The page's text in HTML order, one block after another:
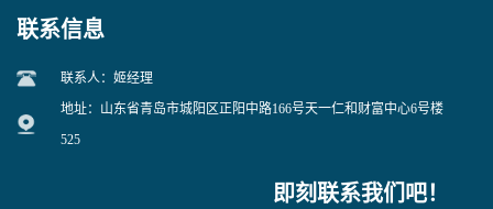
联系信息
联系人：姬经理
地址：山东省青岛市城阳区正阳中路166号天一仁和财富中心6号楼
525
即刻联系我们吧！